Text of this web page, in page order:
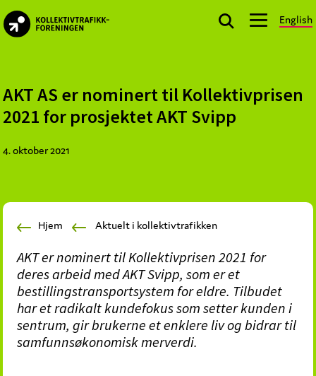
Skip
to
Skip
to
Skip
to
English
offentlige
aktører
planlegger,
kollektivtrafikk-
mobilitetstjenester
AKT AS er nominert til Kollektivprisen
2021 for prosjektet AKT Svipp
4. oktober 2021
Hjem Aktuelt i kollektivtrafikken
AKT er nominert til Kollektivprisen 2021 for
deres arbeid med AKT Svipp, som er et
bestillingstransportsystem for eldre. Tilbudet
har et radikalt kundefokus som setter kunden i
sentrum, gir brukerne et enklere liv og bidrar til
samfunnsøkonomisk merverdi.